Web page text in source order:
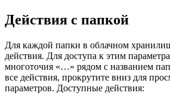
Действия с папкой
Для каждой папки в облачном
действия. Для доступа к этим
многоточия «…» рядом с названием
все действия, прокрутите вниз для
параметров. Доступные действия: